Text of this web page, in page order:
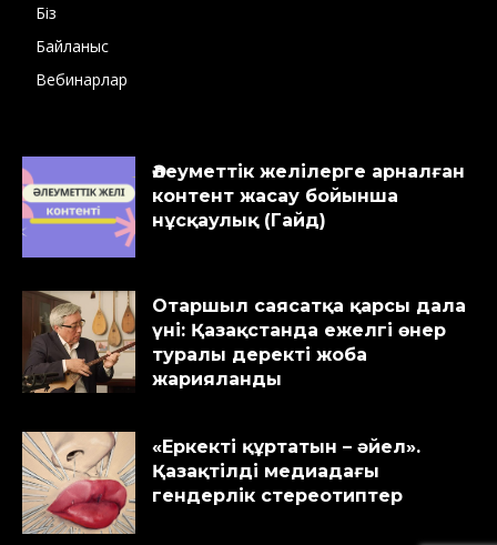
Біз
Байланыс
Вебинарлар
Әлеуметтік желілерге арналған
контент жасау бойынша
нұсқаулық (Гайд)
Отаршыл саясатқа қарсы дала
үні: Қазақстанда ежелгі өнер
туралы деректі жоба
жарияланды
«Еркекті құртатын – әйел».
Қазақтілді медиадағы
гендерлік стереотиптер